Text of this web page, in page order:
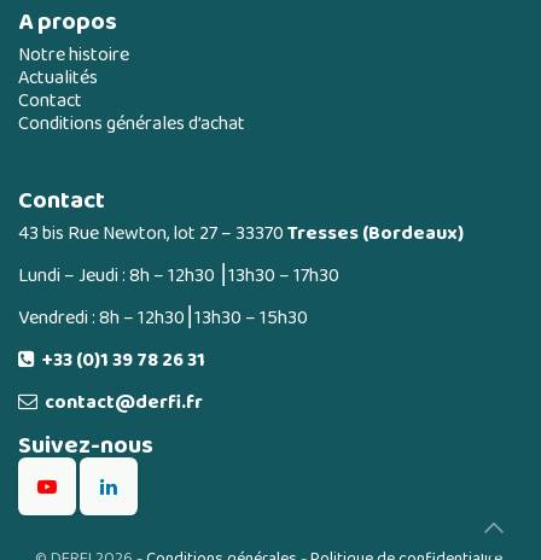
A propos
Notre histoire
Actualités
Contact
Conditions générales d’achat
Contact
43 bis Rue Newton, lot 27 – 33370Tresses (Bordeaux)
Lundi – Jeudi : 8h – 12h30 ⎮13h30 – 17h30
Vendredi : 8h – 12h30⎮13h30 – 15h30
+33 (0)1 39 78 26 31
contact@derfi.fr
Suivez-nous